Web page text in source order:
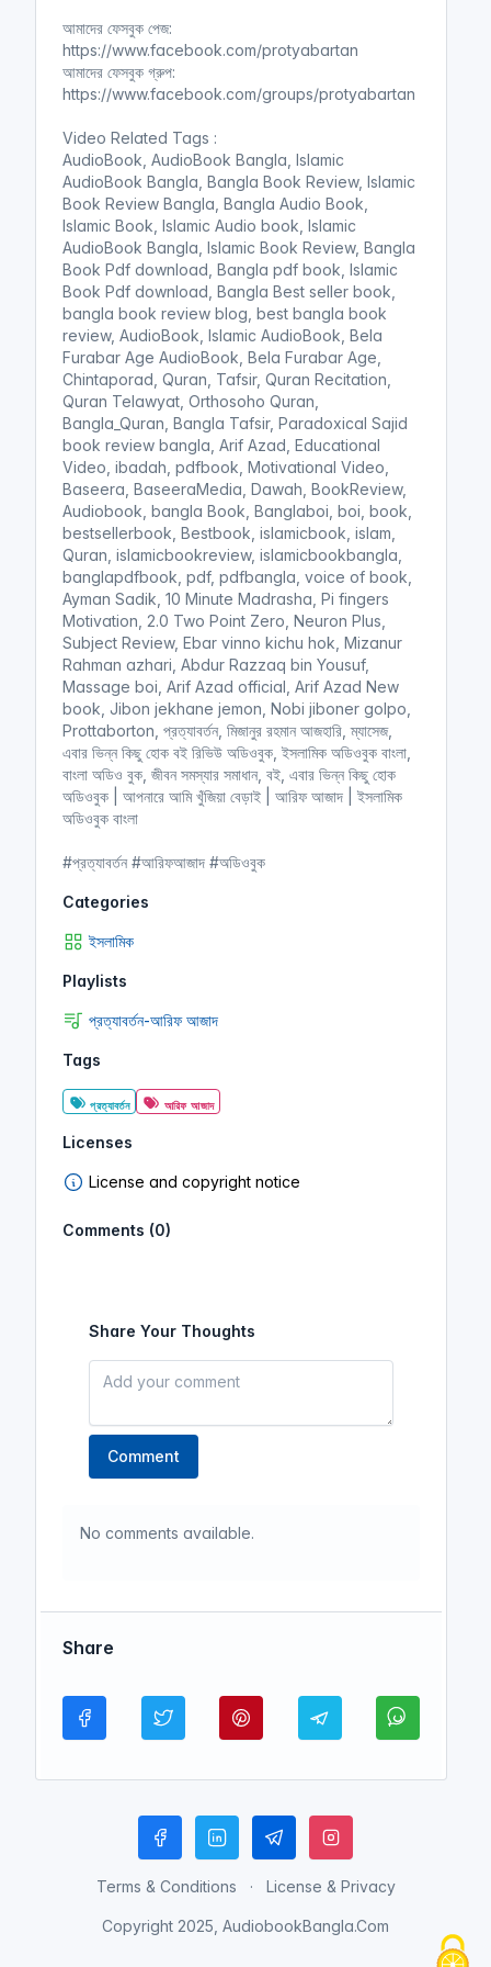
l
e
n
আমাদের ফেসবুক পেজ:
https://www.facebook.com/protyabartan
আমাদের ফেসবুক গ্রুপ:
https://www.facebook.com/groups/protyabartan
Video Related Tags :
AudioBook, AudioBook Bangla, Islamic
AudioBook Bangla, Bangla Book Review, Islamic
Book Review Bangla, Bangla Audio Book,
Islamic Book, Islamic Audio book, Islamic
AudioBook Bangla, Islamic Book Review, Bangla
Book Pdf download, Bangla pdf book, Islamic
Book Pdf download, Bangla Best seller book,
bangla book review blog, best bangla book
review, AudioBook, Islamic AudioBook, Bela
Furabar Age AudioBook, Bela Furabar Age,
Chintaporad, Quran, Tafsir, Quran Recitation,
Quran Telawyat, Orthosoho Quran,
Bangla_Quran, Bangla Tafsir, Paradoxical Sajid
book review bangla, Arif Azad, Educational
Video, ibadah, pdfbook, Motivational Video,
Baseera, BaseeraMedia, Dawah, BookReview,
Audiobook, bangla Book, Banglaboi, boi, book,
bestsellerbook, Bestbook, islamicbook, islam,
Quran, islamicbookreview, islamicbookbangla,
banglapdfbook, pdf, pdfbangla, voice of book,
Ayman Sadik, 10 Minute Madrasha, Pi fingers
Motivation, 2.0 Two Point Zero, Neuron Plus,
Subject Review, Ebar vinno kichu hok, Mizanur
Rahman azhari, Abdur Razzaq bin Yousuf,
Massage boi, Arif Azad official, Arif Azad New
book, Jibon jekhane jemon, Nobi jiboner golpo,
Prottaborton, প্রত্যাবর্তন, মিজানুর রহমান আজহারি, ম্যাসেজ,
এবার ভিন্ন কিছু হোক বই রিভিউ অডিওবুক, ইসলামিক অডিওবুক বাংলা,
বাংলা অডিও বুক, জীবন সমস্যার সমাধান, বই, এবার ভিন্ন কিছু হোক
অডিওবুক | আপনারে আমি খুঁজিয়া বেড়াই | আরিফ আজাদ | ইসলামিক
অডিওবুক বাংলা
#প্রত্যাবর্তন #আরিফআজাদ #অডিওবুক
Categories
ইসলামিক
Playlists
প্রত্যাবর্তন-আরিফ আজাদ
Tags
প্রত্যাবর্তন আরিফ আজাদ
Licenses
License and copyright notice
Comments (0)
Share Your Thoughts
Comment
No comments available.
Share
Terms & Conditions License & Privacy
Copyright 2025, AudiobookBangla.Com